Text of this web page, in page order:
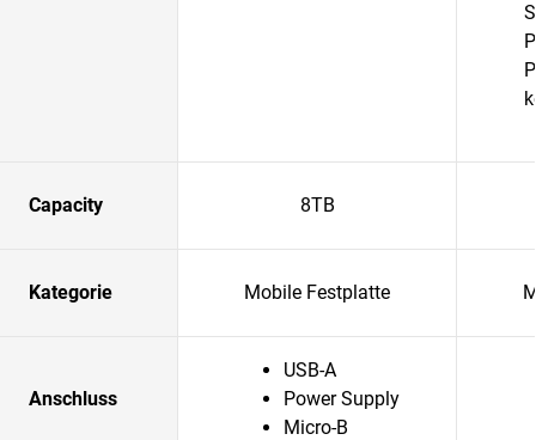
Capacity 8TB
Kategorie Mobile Festplatte
Anschluss
USB-A
Power Supply
Micro-B